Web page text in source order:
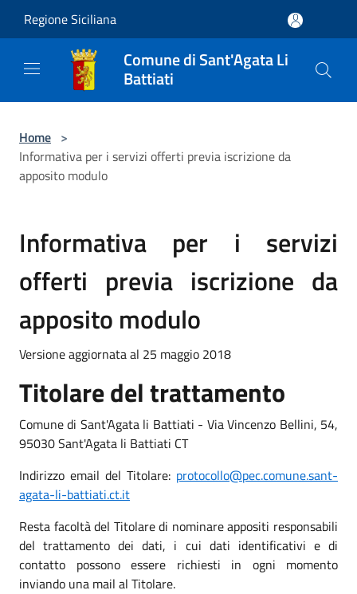
Regione Siciliana
Comune di Sant'Agata Li
Battiati
Home >
Informativa per i servizi offerti previa iscrizione da
apposito modulo
Informativa per i servizi
offerti previa iscrizione da
apposito modulo
Versione aggiornata al 25 maggio 2018
Titolare del trattamento
Comune di Sant'Agata li Battiati - Via Vincenzo Bellini, 54,
95030 Sant'Agata li Battiati CT
Indirizzo email del Titolare: protocollo@pec.comune.sant-
agata-li-battiati.ct.it
Resta facoltà del Titolare di nominare appositi responsabili
del trattamento dei dati, i cui dati identificativi e di
contatto possono essere richiesti in ogni momento
inviando una mail al Titolare.